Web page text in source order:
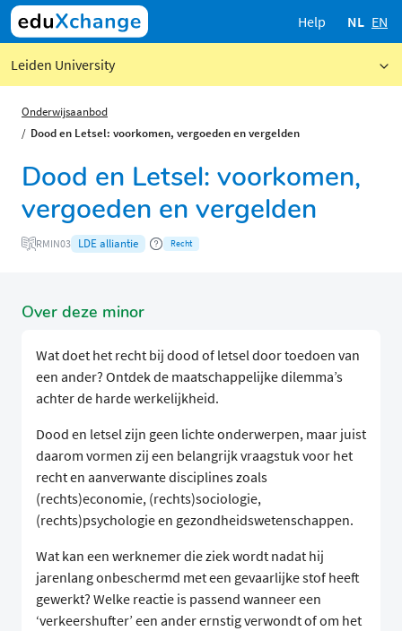
Help NL EN
Leiden University
Onderwijsaanbod
Dood en Letsel: voorkomen, vergoeden en vergelden
Dood en Letsel: voorkomen,
vergoeden en vergelden
RMIN03 LDE alliantie Recht
Over deze minor
Wat doet het recht bij dood of letsel door toedoen van
een ander? Ontdek de maatschappelijke dilemma’s
achter de harde werkelijkheid.
Dood en letsel zijn geen lichte onderwerpen, maar juist
daarom vormen zij een belangrijk vraagstuk voor het
recht en aanverwante disciplines zoals
(rechts)economie, (rechts)sociologie,
(rechts)psychologie en gezondheidswetenschappen.
Wat kan een werknemer die ziek wordt nadat hij
jarenlang onbeschermd met een gevaarlijke stof heeft
gewerkt? Welke reactie is passend wanneer een
‘verkeershufter’ een ander ernstig verwondt of om het